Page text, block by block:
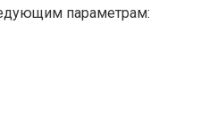
параметрам: